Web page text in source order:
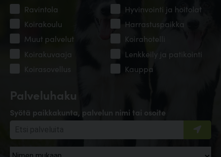
Palveluhaku
Syötä paikkakunta, palvelun nimi tai osoite
Ravintola
Hyvinvointi ja hoitolat
Koirakoulu
Harrastuspaikka
Muut palvelut
Koirahotelli
Koirakuvaaja
Lenkkeily ja patikointi
Koirasovellus
Kauppa